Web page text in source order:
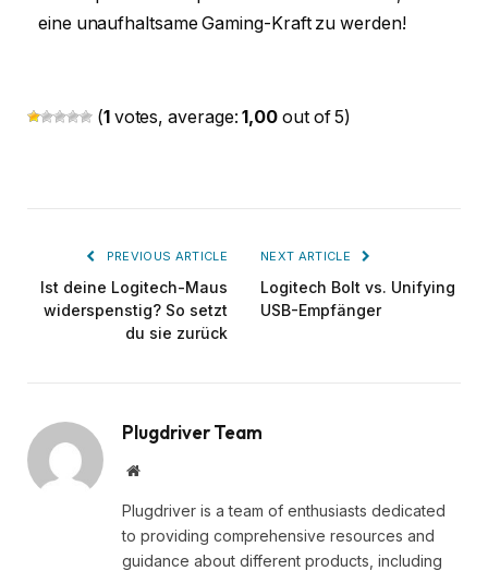
eine unaufhaltsame Gaming-Kraft zu werden!
(1 votes, average:1,00 out of 5)
PREVIOUS ARTICLE
Ist deine Logitech-Maus
widerspenstig? So setzt
du sie zurück
NEXT ARTICLE
Logitech Bolt vs. Unifying
USB-Empfänger
Plugdriver Team
Website
Plugdriver is a team of enthusiasts dedicated
to providing comprehensive resources and
guidance about different products, including